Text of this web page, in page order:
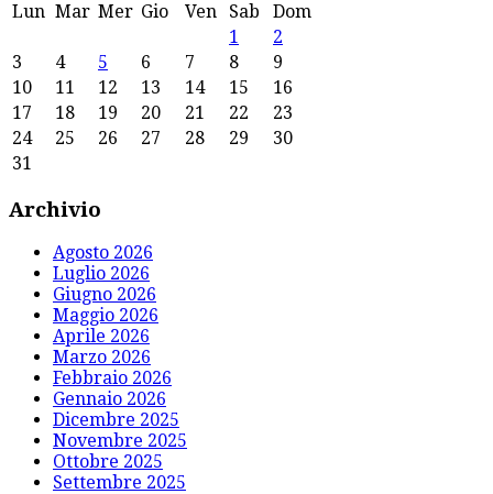
Lun Mar Mer Gio Ven Sab
Dom
1
2
3
4 5 6 7 8
9
10
11 12 13 14 15
16
17
18 19 20 21 22
23
24
25 26 27 28 29
30
31
Archivio
Agosto 2026
Luglio 2026
Giugno 2026
Maggio 2026
Aprile 2026
Marzo 2026
Febbraio 2026
Gennaio 2026
Dicembre 2025
Novembre 2025
Ottobre 2025
Settembre 2025